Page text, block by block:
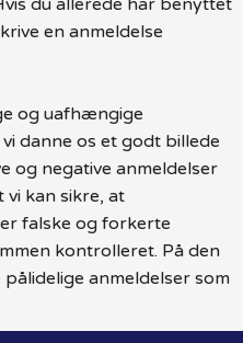
en anmeldelse
og uafhængige
danne os et godt billede
og negative anmeldelser
vi kan sikre, at
falske og forkerte
kontrolleret. På den
anmeldelser som